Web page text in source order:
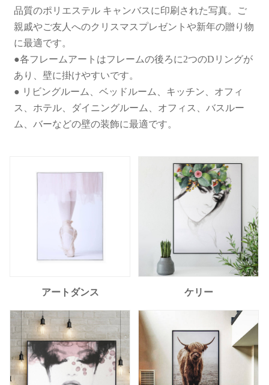
品質のポリエステル キャンバスに印刷された写真。ご
親戚やご友人へのクリスマスプレゼントや新年の贈り物
に最適です。
●各フレームアートはフレームの後ろに2つのDリングが
あり、壁に掛けやすいです。
● リビングルーム、ベッドルーム、キッチン、オフィ
ス、ホテル、ダイニングルーム、オフィス、バスルー
ム、バーなどの壁の装飾に最適です。
アートダンス ケリー